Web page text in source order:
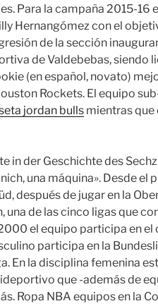
Para la campaña 2015-
Hernangómez con el
de la sección
de Valdebebas, siendo
(en español, novato)
Rockets. El equipo
jordan bulls mientras
in der Geschichte des
una máquina». Desde
después de jugar en la
una de las cinco ligas que
el equipo participa en el
participa en la
En la disciplina femenina
que -además de
Ropa NBA equipos en la